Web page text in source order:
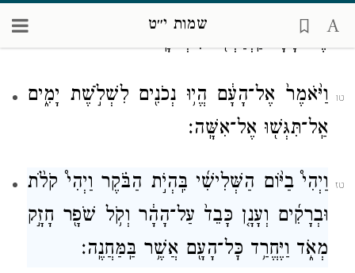
שמות י״ט
וַיֵּ֧רֶד מֹשֶׁ֛ה מִן־הָהָ֖ר אֶל־הָעָ֑ם וַיְקַדֵּשׁ֙
אֶת־הָעָ֔ם וַֽיְכַבְּס֖וּ שִׂמְלֹתָֽם׃
טו וַיֹּ֙אמֶר֙ אֶל־הָעָ֔ם הֱי֥וּ נְכֹנִ֖ים לִשְׁלֹ֣שֶׁת יָמִ֑ים
אַֽל־תִּגְּשׁ֖וּ אֶל־אִשָּֽׁה׃
טז וַיְהִי֩ בַיּ֨וֹם הַשְּׁלִישִׁ֜י בִּֽהְיֹ֣ת הַבֹּ֗קֶר וַיְהִי֩ קֹלֹ֨ת
וּבְרָקִ֜ים וְעָנָ֤ן כָּבֵד֙ עַל־הָהָ֔ר וְקֹ֥ל שֹׁפָ֖ר חָזָ֣ק
מְאֹ֑ד וַיֶּחֱרַ֥ד כׇּל־הָעָ֖ם אֲשֶׁ֥ר בַּֽמַּחֲנֶֽה׃